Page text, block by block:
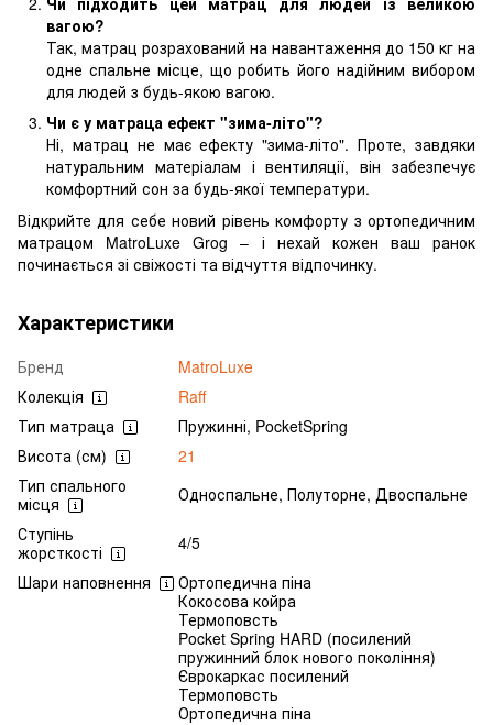
вагою?
Так, матрац розрахований на навантаження до 150 кг на
одне спальне місце, що робить його надійним вибором
для людей з будь-якою вагою.
Чи є у матраца ефект "зима-літо"?
Ні, матрац не має ефекту "зима-літо". Проте, завдяки
натуральним матеріалам і вентиляції, він забезпечує
комфортний сон за будь-якої температури.
Відкрийте для себе новий рівень комфорту з ортопедичним
матрацом MatroLuxe Grog – і нехай кожен ваш ранок
починається зі свіжості та відчуття відпочинку.
Характеристики
Бренд
MatroLuxe
Колекція
Raff
Тип матраца
Пружинні, PocketSpring
Висота (см)
21
Тип спального
місця
Односпальне, Полуторне, Двоспальне
Ступінь
жорсткості
4/5
Шари наповнення
Ортопедична піна
Кокосова койра
Термоповсть
Pocket Spring HARD (посилений
пружинний блок нового покоління)
Єврокаркас посилений
Термоповсть
Ортопедична піна